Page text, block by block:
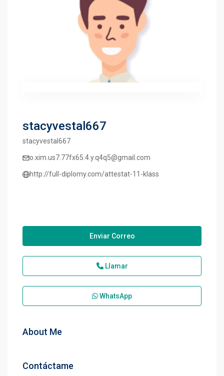
stacyvestal667
stacyvestal667
o.xim.us7.77fx65.4.y.q4q5@gmail.com
http://full-diplomy.com/attestat-11-klass
Enviar Correo
Llamar
WhatsApp
About Me
Contáctame